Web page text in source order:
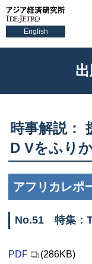
English
時事解説
D Vをふり
アフリカレポ
No.51 特集：
PDF (286KB)